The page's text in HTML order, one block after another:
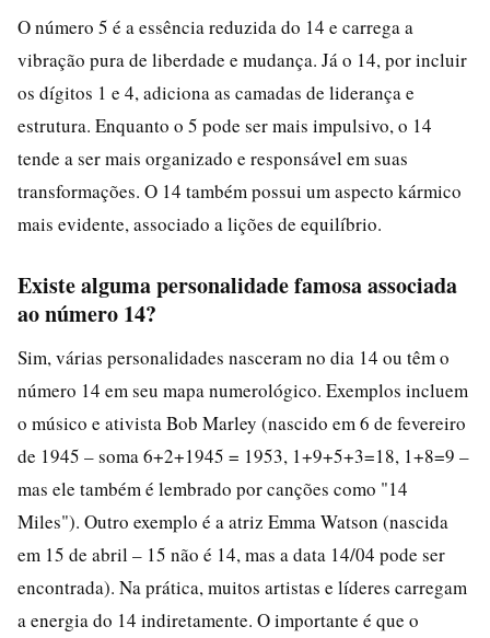
O número 5 é a essência reduzida do 14 e carrega a
vibração pura de liberdade e mudança. Já o 14, por incluir
os dígitos 1 e 4, adiciona as camadas de liderança e
estrutura. Enquanto o 5 pode ser mais impulsivo, o 14
tende a ser mais organizado e responsável em suas
transformações. O 14 também possui um aspecto kármico
mais evidente, associado a lições de equilíbrio.
Existe alguma personalidade famosa associada
ao número 14?
Sim, várias personalidades nasceram no dia 14 ou têm o
número 14 em seu mapa numerológico. Exemplos incluem
o músico e ativista Bob Marley (nascido em 6 de fevereiro
de 1945 – soma 6+2+1945 = 1953, 1+9+5+3=18, 1+8=9 –
mas ele também é lembrado por canções como "14
Miles"). Outro exemplo é a atriz Emma Watson (nascida
em 15 de abril – 15 não é 14, mas a data 14/04 pode ser
encontrada). Na prática, muitos artistas e líderes carregam
a energia do 14 indiretamente. O importante é que o